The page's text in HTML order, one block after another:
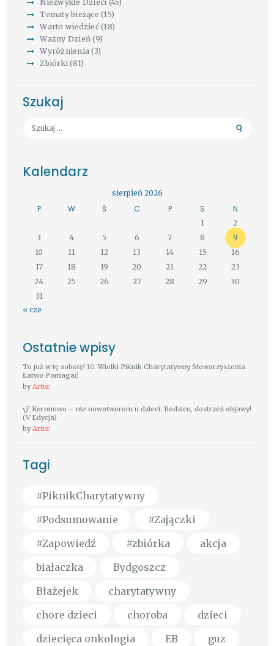
Niezwykłe Dzieci (45)
Tematy bieżące (15)
Warto wiedzieć(18)
Ważny Dzień (9)
Wyróżnienia (3)
Zbiórki (81)
Szukaj
Szukaj:
Kalendarz
sierpień 2026
P W Ś C P S N
1
2
3
4 5 6 7 8
9
10
11 12 13 14 15
16
17
18 19 20 21 22
23
24
25 26 27 28 29
30
31
« cze
Ostatnie wpisy
To już w tę sobotę! 10. Wielki Piknik Charytatywny Stowarzyszenia
Łatwo Pomagać
by Artur
Koronowo – nie nowotworom u dzieci. Rodzicu, dostrzeż objawy!
(V Edycja)
byArtur
Tagi
#PiknikCharytatywny
#Podsumowanie
#Zajączki
#Zapowiedź
#zbiórka
akcja
białaczka
Bydgoszcz
Błażejek
charytatywny
chore dzieci
choroba
dzieci
dziecięca onkologia
EB
guz